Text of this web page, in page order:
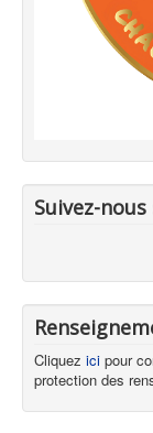
Suivez-
Cliquez ici pour
protection des